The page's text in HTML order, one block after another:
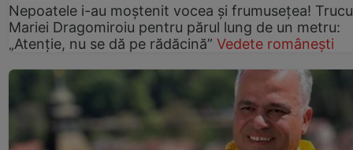
Nepoatele i-au moștenit vocea și frumusețea!
Mariei Dragomiroiu pentru părul lung de un metru:
„Atenție, nu se dă pe rădăcină” Vedete românești